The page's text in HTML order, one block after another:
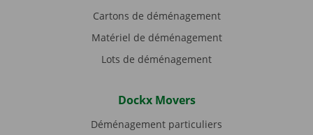
Cartons de déménagement
Matériel de déménagement
Lots de déménagement
Dockx Movers
Déménagement particuliers